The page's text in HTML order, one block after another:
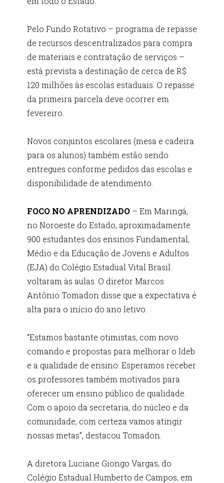
Pelo Fundo Rotativo – programa de repasse
de recursos descentralizados para compra
de materiais e contratação de serviços –
está prevista a destinação de cerca de R$
120 milhões às escolas estaduais. O repasse
da primeira parcela deve ocorrer em
fevereiro.
Novos conjuntos escolares (mesa e cadeira
para os alunos) também estão sendo
entregues conforme pedidos das escolas e
disponibilidade de atendimento.
FOCO NO APRENDIZADO – Em Maringá,
no Noroeste do Estado, aproximadamente
900 estudantes dos ensinos Fundamental,
Médio e da Educação de Jovens e Adultos
(EJA) do Colégio Estadual Vital Brasil
voltaram às aulas. O diretor Marcos
Antônio Tomadon disse que a expectativa é
alta para o início do ano letivo.
“Estamos bastante otimistas, com novo
comando e propostas para melhorar o Ideb
e a qualidade de ensino. Esperamos receber
os professores também motivados para
oferecer um ensino público de qualidade.
Com o apoio da secretaria, do núcleo e da
comunidade, com certeza vamos atingir
nossas metas”, destacou Tomadon.
A diretora Luciane Giongo Vargas, do
Colégio Estadual Humberto de Campos, em